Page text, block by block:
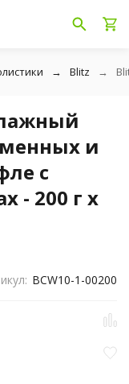
Blitz
и
с
- 200 г х
BCW10-1-00200